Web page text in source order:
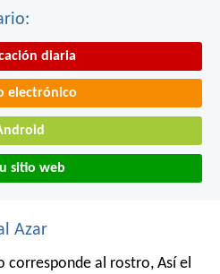
diaria
electrónico
sitio web
Azar
corresponde al rostro, Así el